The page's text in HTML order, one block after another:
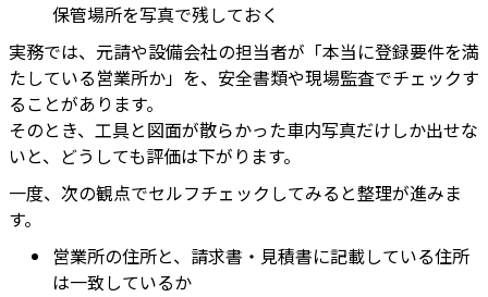
保管場所を写真で残しておく
実務では、元請や設備会社の担当者が「本当に登録要件を満
たしている営業所か」を、安全書類や現場監査でチェックす
ることがあります。
そのとき、工具と図面が散らかった車内写真だけしか出せな
いと、どうしても評価は下がります。
一度、次の観点でセルフチェックしてみると整理が進みま
す。
営業所の住所と、請求書・見積書に記載している住所
は一致しているか